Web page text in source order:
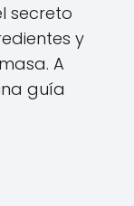
secreto
y
A
guía